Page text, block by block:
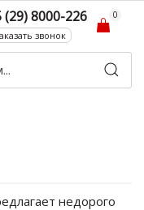
(29) 8000-226
звонок
0
недорого